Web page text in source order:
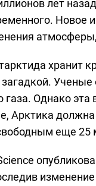
лет
Новое
хранит
газа. Однако
Арктика
еще 25